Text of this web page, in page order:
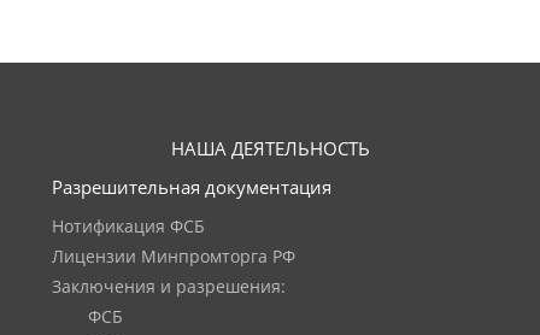
НАША ДЕЯТЕЛЬНОСТЬ
Разрешительная документация
Нотификация ФСБ
Лицензии Минпромторга РФ
Заключения и разрешения:
ФСБ